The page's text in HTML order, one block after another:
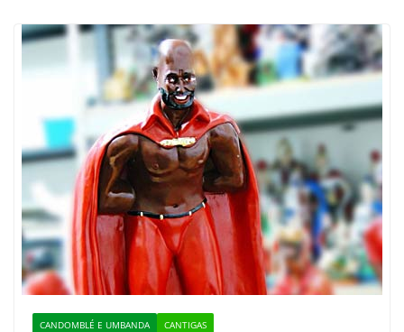
CANDOMBLÉ E UMBANDA CANTIGAS